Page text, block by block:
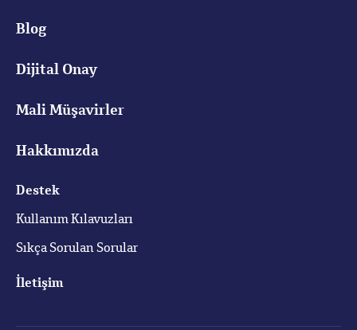
Blog
Dijital Onay
Mali Müşavirler
Hakkımızda
Destek
Kullanım Kılavuzları
Sıkça Sorulan Sorular
İletişim